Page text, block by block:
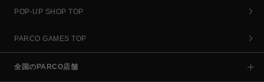
POP-UP SHOP TOP
PARCO GAMES TOP
全国のPARCO店舗